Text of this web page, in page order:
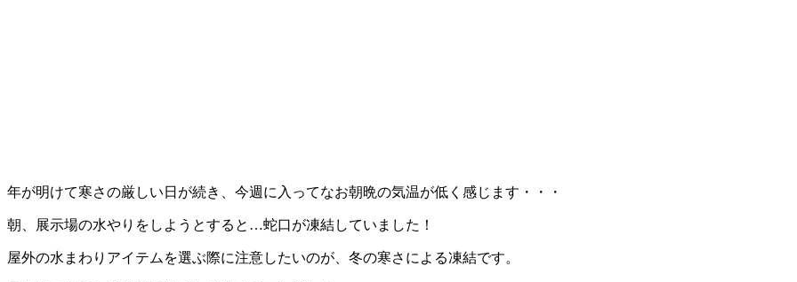
年が明けて寒さの厳しい日が続き、今週に入ってなお朝晩の気温が低く感じます・・・
朝、展示場の水やりをしようとすると…蛇口が凍結していました！
屋外の水まわりアイテムを選ぶ際に注意したいのが、冬の寒さによる凍結です。